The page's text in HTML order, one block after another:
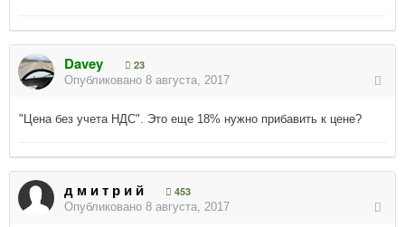
Davey
23
Опубликовано 8 августа, 2017
"Цена без учета НДС". Это еще 18% нужно прибавить к цене?
д м и т р и й
453
Опубликовано 8 августа, 2017